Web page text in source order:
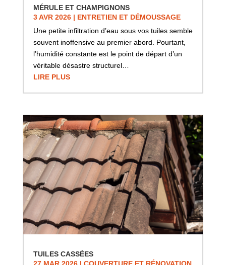
MÉRULE ET CHAMPIGNONS
3 AVR 2026| ENTRETIEN ET DÉMOUSSAGE
Une petite infiltration d’eau sous vos tuiles semble
souvent inoffensive au premier abord. Pourtant,
l’humidité constante est le point de départ d’un
véritable désastre structurel…
LIRE PLUS
TUILES CASSÉES